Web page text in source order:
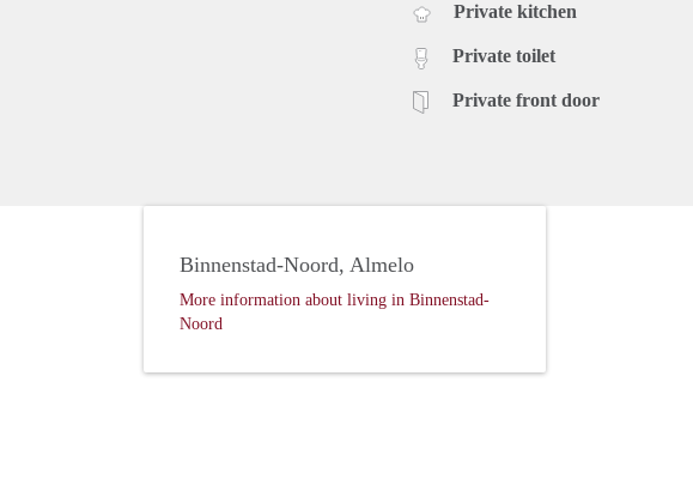
Private kitchen
Private toilet
Private front door
Binnenstad-Noord, Almelo
More information about living in Binnenstad-
Noord